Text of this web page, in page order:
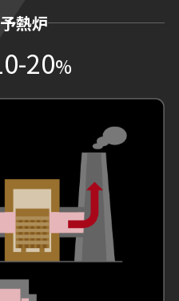
熱炉
20%